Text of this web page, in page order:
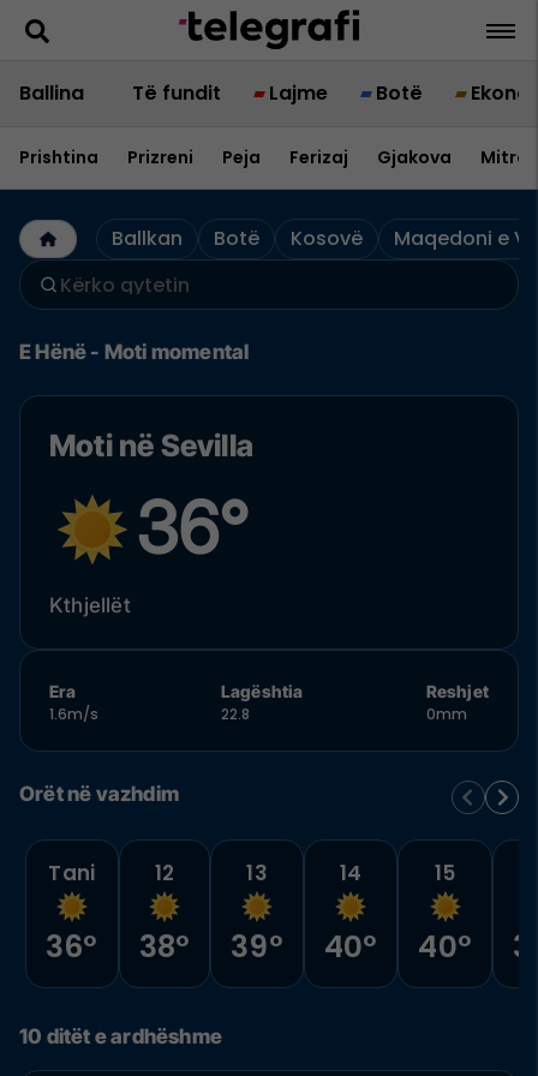
Ballina Të fundit Lajme Botë
Prishtina Prizreni Peja Ferizaj Gjakova
Ballkan Botë Kosovë Maqedoni e
E Hënë - Moti momental
Moti në Sevilla
36°
Kthjellët
Era
1.6m/s
Lagështia
22.8
Reshjet
0mm
Orët në vazhdim
Tani
36°
12
38°
13
39°
14
40°
15
40°
10 ditët e ardhëshme